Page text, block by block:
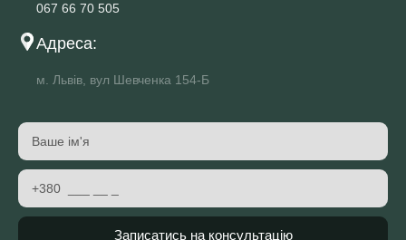
067 66 70 505
Адреса:
м. Львів, вул Шевченка 154-Б
Записатись на консультацію